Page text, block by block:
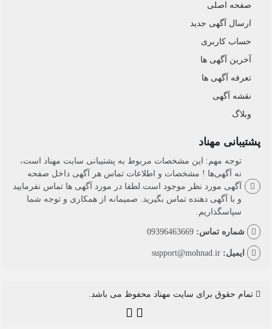
صفحه اصلی
ارسال‌ آگهی جدید
حساب کاربری
آخرین آگهی ها
تعرفه آگهی ها
نقشه آگهی
وبلاگ
پشتیبانی مهناد
توجه مهم: این مشخصات مربوط به پشتیبانی سایت مهناد است،
نه آگهی‌ها ! مشخصات و اطلاعات تماس هر آگهی داخل صفحه
آگهی مورد نظر موجود است.لطفا در مورد آگهی ها تماس نفرمایید
و با آگهی دهنده تماس بگیرید. صمیمانه از همکاری و توجه شما
سپاسگذاریم.
شماره تماس:09396463669
ایمیل:support@mohnad.ir
تمام حقوق برای سایت مهناد محفوظ می باشد.